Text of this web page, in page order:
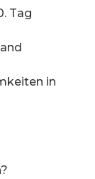
Tag
in